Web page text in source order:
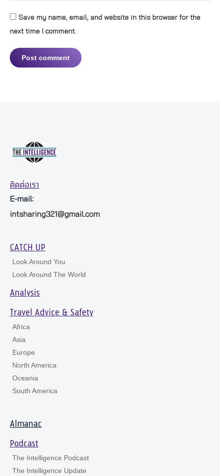
Save my name, email, and website in this browser for the
next time I comment.
Post comment
ติดต่อเรา
E-mail:
intsharing321@gmail.com
CATCH UP
Look Around You
Look Around The World
Analysis
Travel Advice & Safety
Africa
Asia
Europe
North America
Oceania
South America
Almanac
Podcast
The Intelligence Podcast
The Intelligence Update